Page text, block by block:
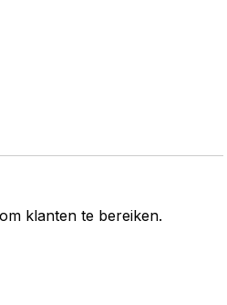
klanten te bereiken.